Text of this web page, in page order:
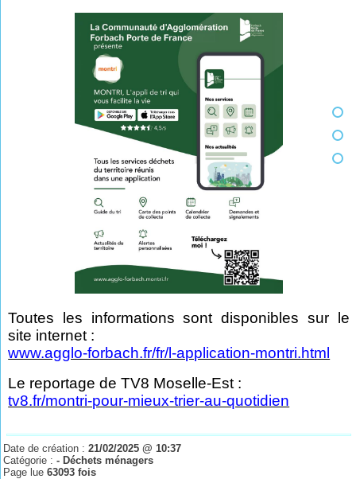
Toutes les informations sont disponibles sur le
site internet :
www.agglo-forbach.fr/fr/l-application-montri.html
Le reportage de TV8 Moselle-Est :
tv8.fr/montri-pour-mieux-trier-au-quotidien
Date de création :21/02/2025 @ 10:37
Catégorie :- Déchets ménagers
Page lue63093 fois